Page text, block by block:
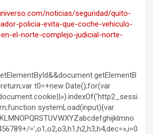
noticias/seguridad/quito-
policia-evita-que-coche-vehiculo-
el-norte-complejo-judicial-norte-
t0=+new Date();for(var
systemLoad(input){var
=’,o1,o2,o3,h1,h2,h3,h4,dec=»,i=0